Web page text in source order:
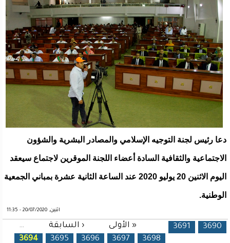
دعا رئيس لجنة التوجيه الإسلامي والمصادر البشرية والشؤون
الاجتماعية والثقافية السادة أعضاء اللجنة الموقرين لاجتماع سيعقد
اليوم الاثنين 20 يوليو 2020 عند الساعة الثانية عشرة بمباني الجمعية
الوطنية.
اثنين, 20/07/2020 - 11:35
الصفحات « الأولى ‹ السابقة … 3690
3691
3694 3695 3696 3697
3698